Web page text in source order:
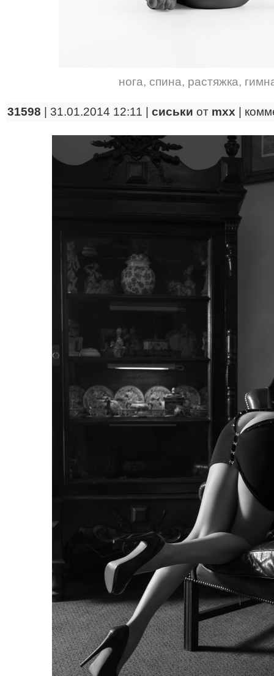
нога, спина, растяжка,
31598 | 31.01.2014 12:11 | сиськи от mxx